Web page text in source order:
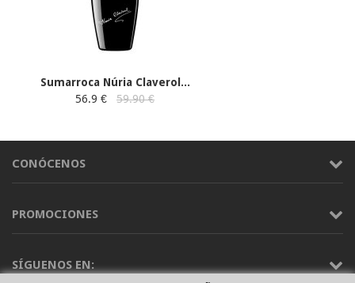
Sumarroca Núria Claverol...
56.9 €
59.90 €
CONÓCENOS
PROMOCIONES
SÍGUENOS EN: